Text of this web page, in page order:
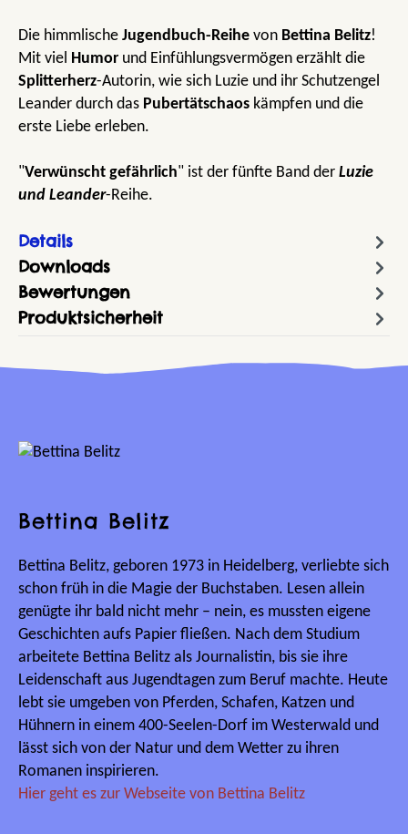
Die himmlische Jugendbuch-Reihe von Bettina Belitz!
Mit viel Humor und Einfühlungsvermögen erzählt die
Splitterherz-Autorin, wie sich Luzie und ihr Schutzengel
Leander durch das Pubertätschaos kämpfen und die
erste Liebe erleben.
"Verwünscht gefährlich" ist der fünfte Band der Luzie
und Leander-Reihe.
Details
Downloads
Bewertungen
Produktsicherheit
Bettina Belitz
Bettina Belitz, geboren 1973 in Heidelberg, verliebte sich
schon früh in die Magie der Buchstaben. Lesen allein
genügte ihr bald nicht mehr – nein, es mussten eigene
Geschichten aufs Papier fließen. Nach dem Studium
arbeitete Bettina Belitz als Journalistin, bis sie ihre
Leidenschaft aus Jugendtagen zum Beruf machte. Heute
lebt sie umgeben von Pferden, Schafen, Katzen und
Hühnern in einem 400-Seelen-Dorf im Westerwald und
lässt sich von der Natur und dem Wetter zu ihren
Romanen inspirieren.
Hier geht es zur Webseite von Bettina Belitz